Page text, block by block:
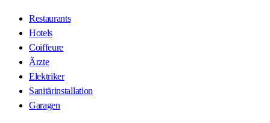
Restaurants
Hotels
Coiffeure
Ärzte
Elektriker
Sanitärinstallation
Garagen